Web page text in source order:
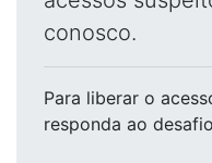
conosco.
Para liberar o
responda ao